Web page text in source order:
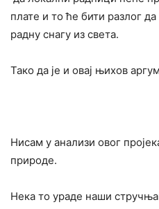
плате и то ће бити разлог
радну снагу из света.
Тако да је и овај њихов
Нисам у анализи овог
природе.
Нека то ураде наши